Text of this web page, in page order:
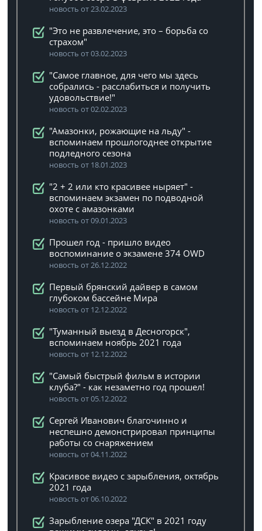
новость от 23.02.2023
"Это не развлечение, это – борьба со
страхом"
новость от 03.02.2023
"Самое главное, для чего мы здесь
собрались - расслабиться и получить
удовольствие!"
новость от 02.02.2023
"Амазонки, рожающие на льду" -
вспоминаем прошлогоднее открытие
подледного сезона
новость от 18.01.2023
"2 + 2 или кто красивее ныряет" -
вспоминаем экзамен по подводной
охоте с амазонками
новость от 09.01.2023
Прошел год - пришло видео
воспоминание о экзамене 374 OWD
новость от 26.12.2022
Первый брянский дайвер в самом
глубоком бассейне Мира
новость от 12.12.2022
"Туманный выезд в Десногорск",
вспоминаем ноябрь 2021 года
новость от 12.12.2022
"Самый быстрый фильм в истории
клуба?" - как незаметно год прошел!
новость от 05.12.2022
Сергей Иванович благочинно и
неспешно демонстрировал принципы
работы со снаряжением
новость от 04.11.2022
Красивое видео с зарыбления, октябрь
2021 года
новость от 06.10.2022
Зарыбление озера "ДСК" в 2021 году